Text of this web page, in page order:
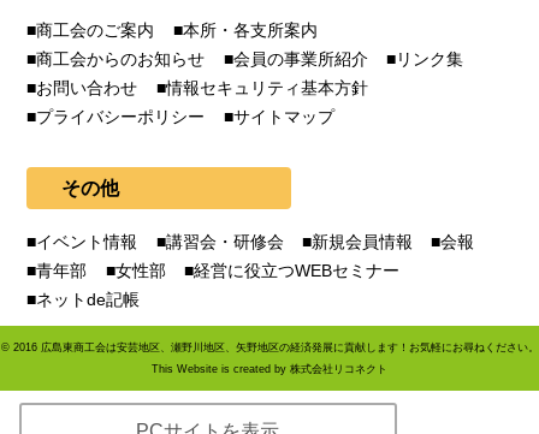
商工会のご案内
本所・各支所案内
商工会からのお知らせ
会員の事業所紹介
リンク集
お問い合わせ
情報セキュリティ基本方針
プライバシーポリシー
サイトマップ
その他
イベント情報 講習会・研修会 新規会員情報
会報
青年部
女性部
経営に役立つWEBセミナー
ネットde記帳
© 2016 広島東商工会は安芸地区、瀬野川地区、矢野地区の経済発展に貢献します！お気軽にお尋ねください。
This Website is created by 株式会社リコネクト